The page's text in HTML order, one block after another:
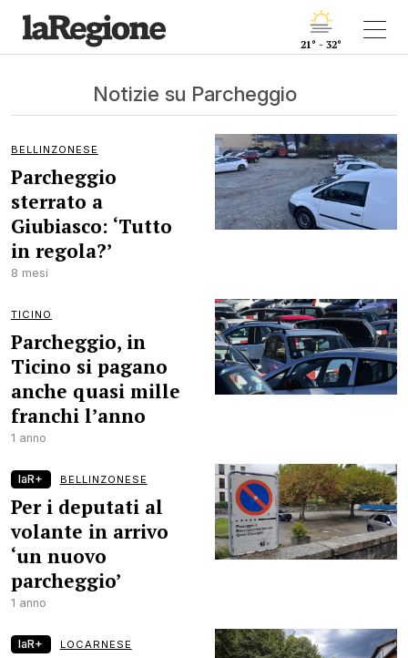
21° - 32°
Notizie su Parcheggio
BELLINZONESE
Parcheggio
sterrato a
Giubiasco: ‘Tutto
in regola?’
8 mesi
TICINO
Parcheggio, in
Ticino si pagano
anche quasi mille
franchi l’anno
1 anno
laR+ BELLINZONESE
Per i deputati al
volante in arrivo
‘un nuovo
parcheggio’
1 anno
laR+ LOCARNESE